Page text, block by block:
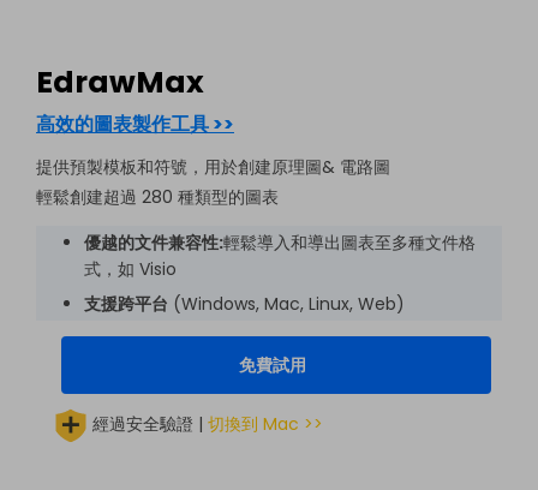
EdrawMax
高效的圖表製作工具 >>
提供預製模板和符號，用於創建原理圖& 電路圖
輕鬆創建超過 280 種類型的圖表
優越的文件兼容性:輕鬆導入和導出圖表至多種文件格
式，如 Visio
支援跨平台 (Windows, Mac, Linux, Web)
免費試用
經過安全驗證 | 切換到 Mac >>